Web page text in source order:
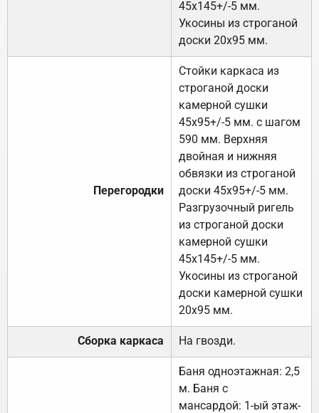
45х145+/-5 мм.
Укосины из строганой
доски 20х95 мм.
Перегородки
Стойки каркаса из
строганой доски
камерной сушки
45х95+/-5 мм. с шагом
590 мм. Верхняя
двойная и нижняя
обвязки из строганой
доски 45х95+/-5 мм.
Разгрузочный ригель
из строганой доски
камерной сушки
45х145+/-5 мм.
Укосины из строганой
доски камерной сушки
20х95 мм.
Сборка каркаса На гвозди.
Баня одноэтажная: 2,5
м. Баня с
мансардой: 1-ый этаж-